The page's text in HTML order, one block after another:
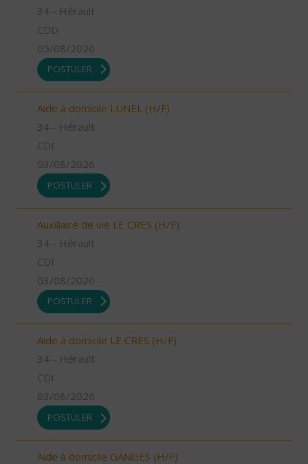
34 - Hérault
CDD
05/08/2026
POSTULER
Aide à domicile LUNEL (H/F)
34 - Hérault
CDI
03/08/2026
POSTULER
Auxiliaire de vie LE CRES (H/F)
34 - Hérault
CDI
03/08/2026
POSTULER
Aide à domicile LE CRES (H/F)
34 - Hérault
CDI
03/08/2026
POSTULER
Aide à domicile GANGES (H/F)